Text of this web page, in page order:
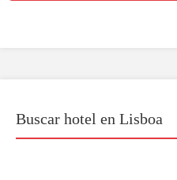
Buscar hotel en Lisboa